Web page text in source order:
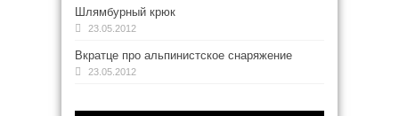
Шлямбурный крюк
23.05.2012
Вкратце про альпинистское снаряжение
23.05.2012